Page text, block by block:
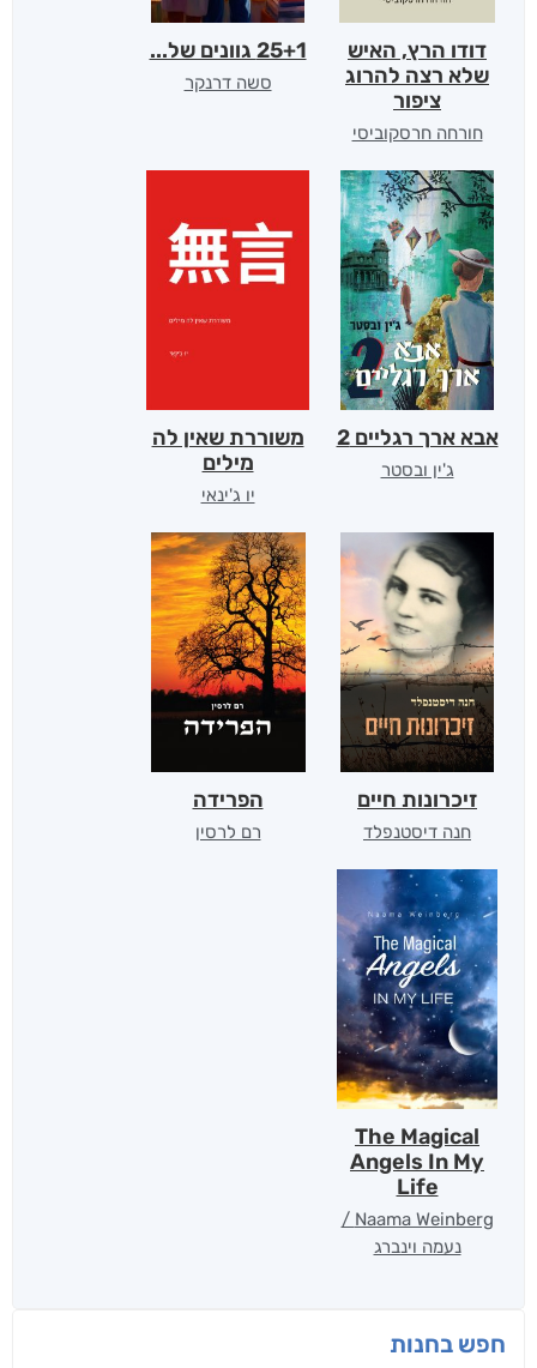
חפש בחנות
דודו הרץ, האיש
שלא רצה להרוג
ציפור
חורחה חרסקוביסי
25+1 גוונים של...
סשה דרנקר
אבא ארך רגליים 2
ג'ין ובסטר
משוררת שאין לה
מילים
יו ג'ינאי
זיכרונות חיים
חנה דיסטנפלד
הפרידה
רם לרסין
The Magical
Angels In My
Life
Naama Weinberg /
נעמה וינברג